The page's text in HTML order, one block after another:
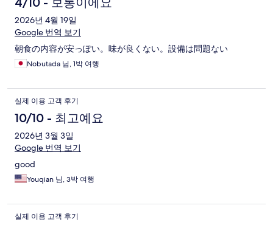
2026년 4월 19일
Google 번역 보기
朝食の内容が安っぽい。味が良くない。設備は問題ない
Nobutada 님, 1박 여행
실제 이용 고객 후기
10/10 - 최고예요
2026년 3월 3일
Google 번역 보기
good
Youqian 님, 3박 여행
실제 이용 고객 후기